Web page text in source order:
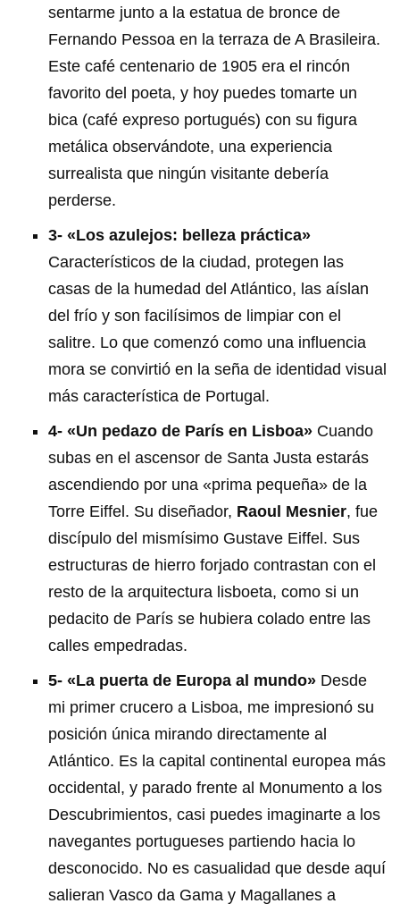
sentarme junto a la estatua de bronce de
Fernando Pessoa en la terraza de A Brasileira.
Este café centenario de 1905 era el rincón
favorito del poeta, y hoy puedes tomarte un
bica (café expreso portugués) con su figura
metálica observándote, una experiencia
surrealista que ningún visitante debería
perderse.
3- «Los azulejos: belleza práctica»
Característicos de la ciudad, protegen las
casas de la humedad del Atlántico, las aíslan
del frío y son facilísimos de limpiar con el
salitre. Lo que comenzó como una influencia
mora se convirtió en la seña de identidad visual
más característica de Portugal.
4- «Un pedazo de París en Lisboa»Cuando
subas en el ascensor de Santa Justa estarás
ascendiendo por una «prima pequeña» de la
Torre Eiffel. Su diseñador, Raoul Mesnier, fue
discípulo del mismísimo Gustave Eiffel. Sus
estructuras de hierro forjado contrastan con el
resto de la arquitectura lisboeta, como si un
pedacito de París se hubiera colado entre las
calles empedradas.
5- «La puerta de Europa al mundo»Desde
mi primer crucero a Lisboa, me impresionó su
posición única mirando directamente al
Atlántico. Es la capital continental europea más
occidental, y parado frente al Monumento a los
Descubrimientos, casi puedes imaginarte a los
navegantes portugueses partiendo hacia lo
desconocido. No es casualidad que desde aquí
salieran Vasco da Gama y Magallanes a